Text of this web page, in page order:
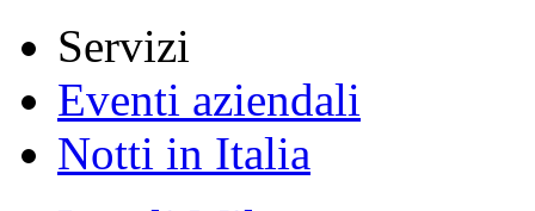
Servizi
Eventi aziendali
Notti in Italia